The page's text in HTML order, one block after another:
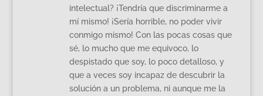
intelectual? ¡Tendría que discriminarme a
mí mismo! ¡Sería horrible, no poder vivir
conmigo mismo! Con las pocas cosas que
sé, lo mucho que me equivoco, lo
despistado que soy, lo poco detalloso, y
que a veces soy incapaz de descubrir la
solución a un problema, ni aunque me la